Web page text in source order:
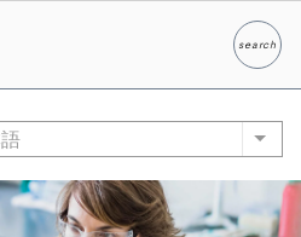
search
検索
List